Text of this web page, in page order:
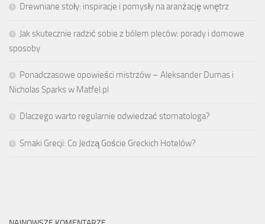
Drewniane stoły: inspiracje i pomysły na aranżację wnętrz
Jak skutecznie radzić sobie z bólem pleców: porady i domowe
sposoby
Ponadczasowe opowieści mistrzów – Aleksander Dumas i
Nicholas Sparks w Matfel.pl
Dlaczego warto regularnie odwiedzać stomatologa?
Smaki Grecji: Co Jedzą Goście Greckich Hotelów?